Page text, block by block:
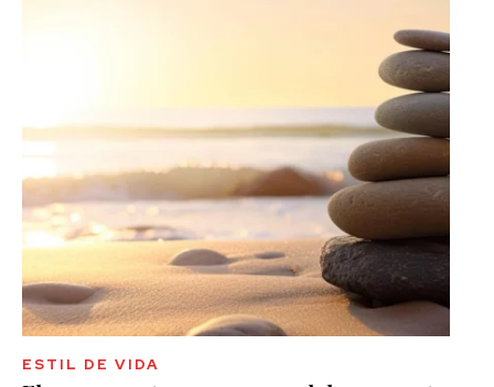
ESTIL DE VIDA